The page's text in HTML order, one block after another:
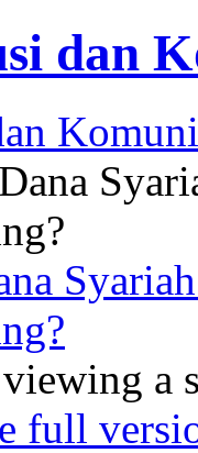
dan
a
full